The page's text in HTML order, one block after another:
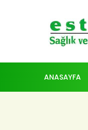
ANASAYFA